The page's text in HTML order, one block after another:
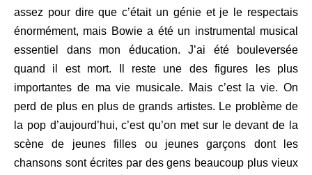
assez pour dire que c’était un génie et je le respectais
énormément, mais Bowie a été un instrumental musical
essentiel dans mon éducation. J’ai été bouleversée
quand il est mort. Il reste une des figures les plus
importantes de ma vie musicale. Mais c’est la vie. On
perd de plus en plus de grands artistes. Le problème de
la pop d’aujourd’hui, c’est qu’on met sur le devant de la
scène de jeunes filles ou jeunes garçons dont les
chansons sont écrites par des gens beaucoup plus vieux